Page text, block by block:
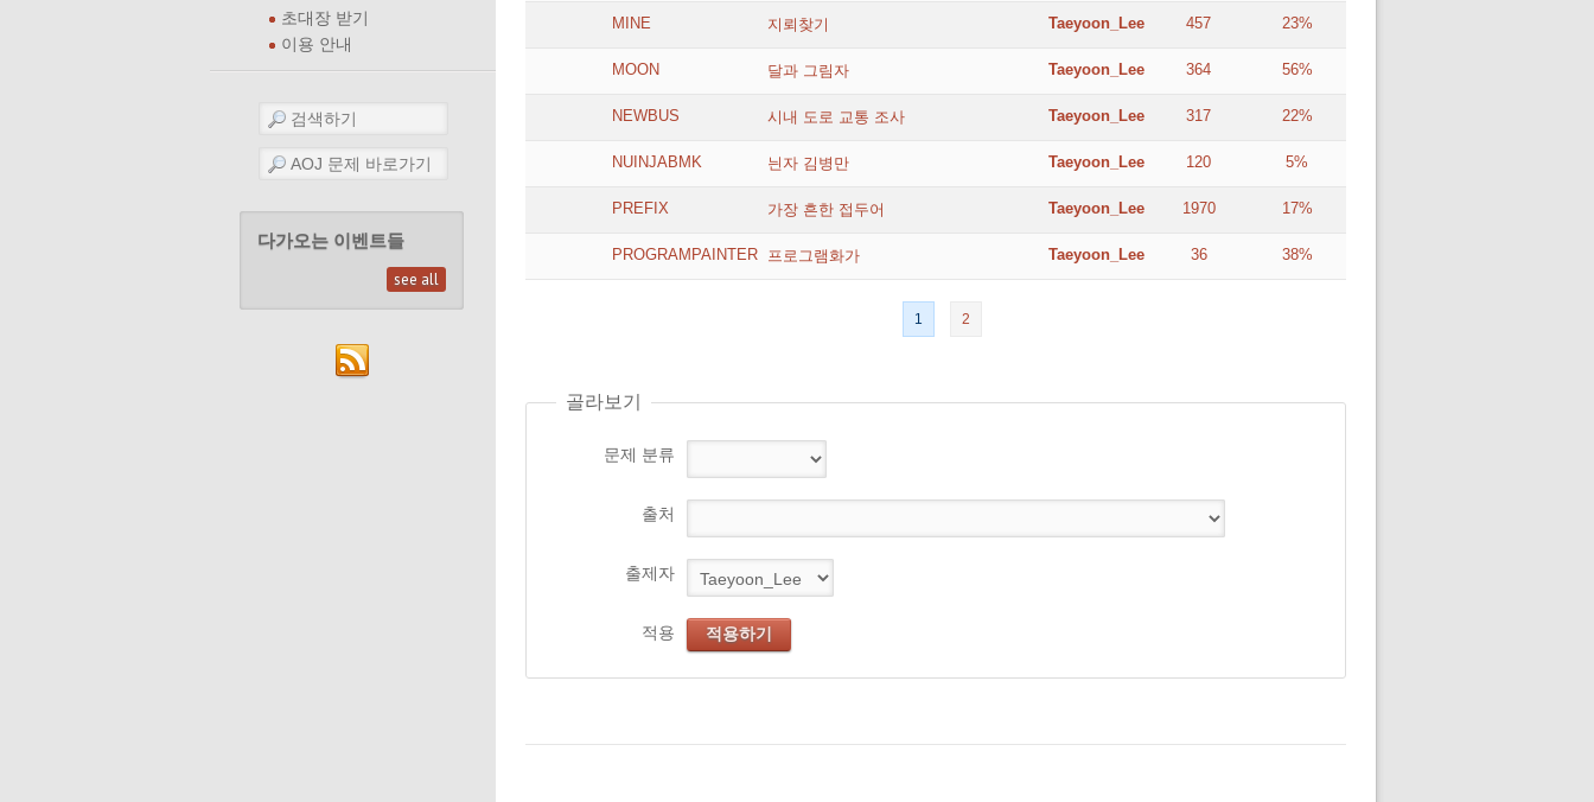
초대장 받기
이용 안내
다가오는 이벤트들
see all
MINE 지뢰찾기 Taeyoon_Lee 457 23%
MOON 달과 그림자 Taeyoon_Lee 364 56%
NEWBUS 시내 도로 교통 조사 Taeyoon_Lee 317 22%
NUINJABMK 늰자 김병만 Taeyoon_Lee 120 5%
PREFIX 가장 흔한 접두어 Taeyoon_Lee 1970 17%
PROGRAMPAINTER 프로그램화가 Taeyoon_Lee 36 38%
1 2
골라보기
문제 분류
출처
출제자
적용 적용하기